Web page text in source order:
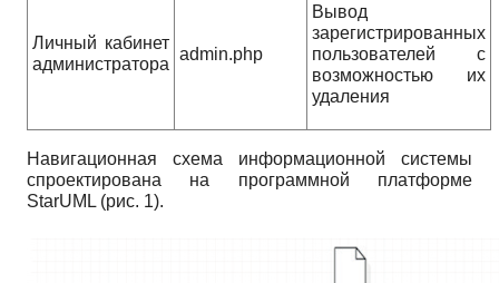
Личный кабинет
администратора
admin.php
Вывод
зарегистрированных
пользователей с
возможностью их
удаления
Навигационная схема информационной системы
спроектирована на программной платформе
StarUML (рис. 1).